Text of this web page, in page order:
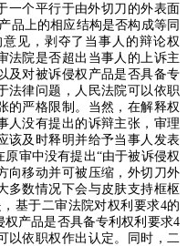
一个平行于由外切刀的外表面
品上的相应结构是否构成等同
见，剥夺了当事人的辩论权
法院是否超出当事人的上诉主
及对被诉侵权产品是否具备专
法律问题，人民法院可以依职
的严格限制。当然，在解释权
人没有提出的诉辩主张，审理
该及时释明并给予当事人发表
原审中没有提出“由于被诉侵权
向移动并可被压缩，外切刀外
多数情况下会与皮肤支持框枢
基于二审法院对权利要求4的
产品是否具备专利权利要求4
以依职权作出认定。同时，二